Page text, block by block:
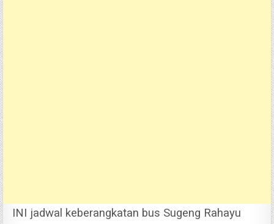
INI jadwal keberangkatan bus Sugeng Rahayu